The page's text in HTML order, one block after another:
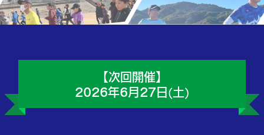
【次回開催】
2026年6月27日(土)